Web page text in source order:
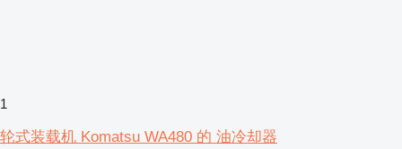
1
轮式装载机 Komatsu WA480 的 油冷却器